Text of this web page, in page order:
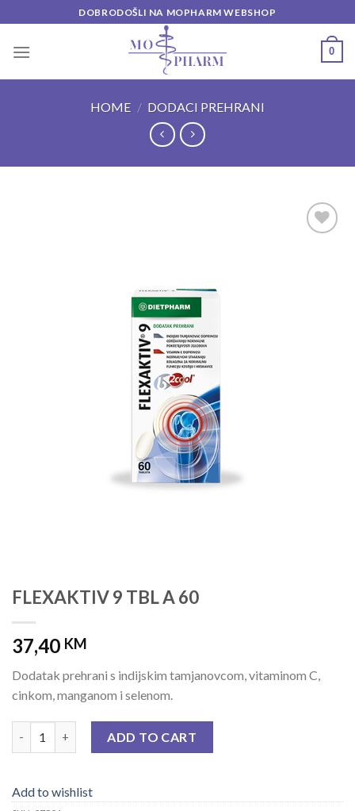
to
content
DOBRODOŠLI NA MOPHARM WEBSHOP
0
HOME / DODACI PREHRANI
FLEXAKTIV 9 TBL A 60
37,40 KM
Dodatak prehrani s indijskim tamjanovcom, vitaminom C,
cinkom, manganom i selenom.
ADD TO CART
Add to wishlist